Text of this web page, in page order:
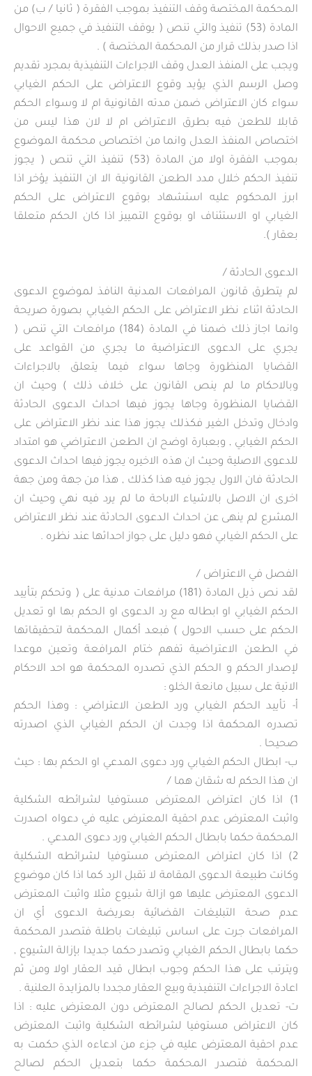
المحكمة المختصة وقف التنفيذ بموجب الفقرة ( ثانيا / ب) من
المادة (53) تنفيذ والتي تنص ( يوقف التنفيذ في جميع الاحوال
اذا صدر بذلك قرار من المحكمة المختصة ) .
ويجب على المنفذ العدل وقف الاجراءات التنفيذية بمجرد تقديم
وصل الرسم الذي يؤيد وقوع الاعتراض على الحكم الغيابي
سواء كان الاعتراض ضمن مدته القانونية ام لا وسواء الحكم
قابلا للطعن فيه بطرق الاعتراض ام لا لان هذا ليس من
اختصاص المنفذ العدل وانما من اختصاص محكمة الموضوع
بموجب الفقرة اولا من المادة (53) تنفيذ التي تنص ( يجوز
تنفيذ الحكم خلال مدد الطعن القانونية الا ان التنفيذ يؤخر اذا
ابرز المحكوم عليه استشهاد بوقوع الاعتراض على الحكم
الغيابي او الاستئناف او بوقوع التمييز اذا كان الحكم متعلقا
بعقار ).
الدعوى الحادثة /
لم يتطرق قانون المرافعات المدنية النافذ لموضوع الدعوى
الحادثة اثناء نظر الاعتراض على الحكم الغيابي بصورة صريحة
وانما اجاز ذلك ضمنا في المادة (184) مرافعات التي تنص (
يجري على الدعوى الاعتراضية ما يجري من القواعد على
القضايا المنظورة وجاها سواء فيما يتعلق بالاجراءات
وبالاحكام ما لم ينص القانون على خلاف ذلك ) وحيث ان
القضايا المنظورة وجاها يجوز فيها احداث الدعوى الحادثة
وادخال وتدخل الغير فكذلك يجوز هذا عند نظر الاعتراض على
الحكم الغيابي , وبعبارة اوضح ان الطعن الاعتراضي هو امتداد
للدعوى الاصلية وحيث ان هذه الاخيره يجوز فيها احداث الدعوى
الحادثة فان الاول يجوز فيه هذا كذلك , هذا من جهة ومن جهة
اخرى ان الاصل بالاشياء الاباحة ما لم يرد فيه نهي وحيث ان
المشرع لم ينهى عن احداث الدعوى الحادثة عند نظر الاعتراض
على الحكم الغيابي فهو دليل على جواز احداثها عند نظره .
الفصل في الاعتراض /
لقد نص ذيل المادة (181) مرافعات مدنية على ( وتحكم بتأييد
الحكم الغيابي او ابطاله مع رد الدعوى او الحكم بها او تعديل
الحكم على حسب الاحول ) فبعد أكمال المحكمة لتحقيقاتها
في الطعن الاعتراضية تفهم ختام المرافعة وتعين موعدا
لإصدار الحكم و الحكم الذي تصدره المحكمة هو احد الاحكام
الاتية على سبيل مانعة الخلو :
أ‌- تأييد الحكم الغيابي ورد الطعن الاعتراضي : وهذا الحكم
تصدره المحكمة اذا وجدت ان الحكم الغيابي الذي اصدرته
صحيحا .
ب‌- ابطال الحكم الغيابي ورد دعوى المدعي او الحكم بها : حيث
ان هذا الحكم له شقان هما /
1) اذا كان اعتراض المعترض مستوفيا لشرائطه الشكلية
واثبت المعترض عدم احقية المعترض عليه في دعواه اصدرت
المحكمة حكما بابطال الحكم الغيابي ورد دعوى المدعي .
2) اذا كان اعتراض المعترض مستوفيا لشرائطه الشكلية
وكانت طبيعة الدعوى المقامة لا تقبل الرد كما اذا كان موضوع
الدعوى المعترض عليها هو ازالة شيوع مثلا واثبت المعترض
عدم صحة التبليغات القضائية بعريضة الدعوى أي ان
المرافعات جرت على اساس تبليغات باطلة فتصدر المحكمة
حكما بابطال الحكم الغيابي وتصدر حكما جديدا بإزالة الشيوع ,
ويترتب على هذا الحكم وجوب ابطال قيد العقار اولا ومن ثم
اعادة الاجراءات التنفيذية وبيع العقار مجددا بالمزايدة العلنية .
ت‌- تعديل الحكم لصالح المعترض دون المعترض عليه : اذا
كان الاعتراض مستوفيا لشرائطه الشكلية واثبت المعترض
عدم احقية المعترض عليه في جزء من ادعاءه الذي حكمت به
المحكمة فتصدر المحكمة حكما بتعديل الحكم لصالح